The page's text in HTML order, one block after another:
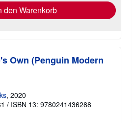
den Warenkorb
Own (Penguin Modern
, 2020
/ ISBN 13: 9780241436288